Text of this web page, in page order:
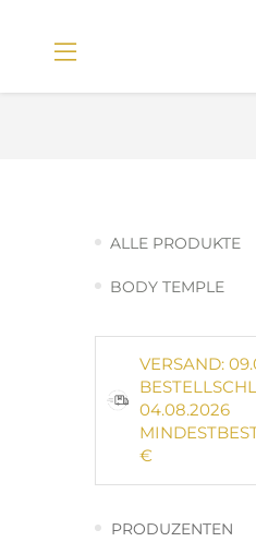
ALLE PRODUKTE
BODY TEMPLE
VERSAND:
04.08.2026
€
PRODUZENTEN